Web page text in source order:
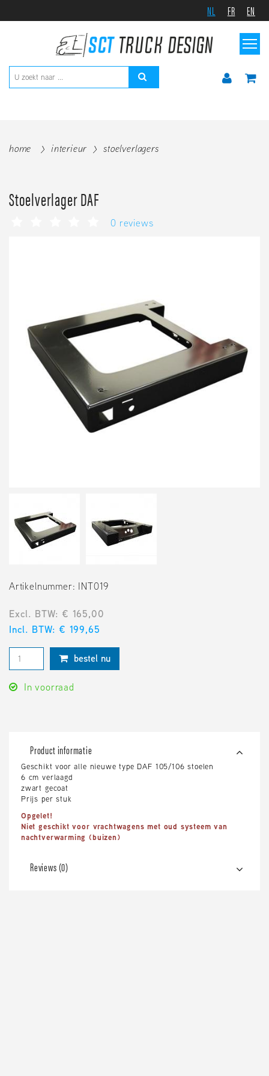
NL FR EN
home interieur stoelverlagers
Stoelverlager DAF
0 reviews
Artikelnummer: INT019
Excl. BTW: € 165,00
Incl. BTW: € 199,65
bestel nu
In voorraad
Product informatie
Geschikt voor alle nieuwe type DAF 105/106 stoelen
6 cm verlaagd
zwart gecoat
Prijs per stuk
Opgelet!
Niet geschikt voor vrachtwagens met oud systeem van
nachtverwarming (buizen)
Reviews (0)